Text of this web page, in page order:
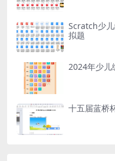
Scratch少
拟题
2024年少儿
十五届蓝桥